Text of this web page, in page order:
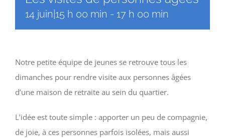
14 juin|15 h 00 min - 17 h 00 min
Notre petite équipe de jeunes se retrouve tous les
dimanches pour rendre visite aux personnes âgées
d’une maison de retraite au sein du quartier.
L’idée est toute simple : apporter un peu de compagnie,
de joie, à ces personnes parfois isolées, mais aussi